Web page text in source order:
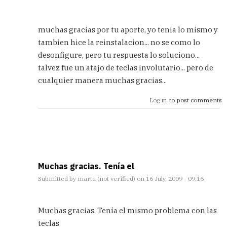
ya
está!
by
Andreu
muchas gracias por tu aporte, yo tenia lo mismo y
tambien hice la reinstalacion... no se como lo
desonfigure, pero tu respuesta lo soluciono...
talvez fue un atajo de teclas involutario... pero de
cualquier manera muchas gracias...
Log in to post comments
Muchas gracias. Tenía el
Submitted by marta (not verified) on 16 July, 2009 - 09:16
reply
ya
Muchas gracias. Tenía el mismo problema con las
teclas